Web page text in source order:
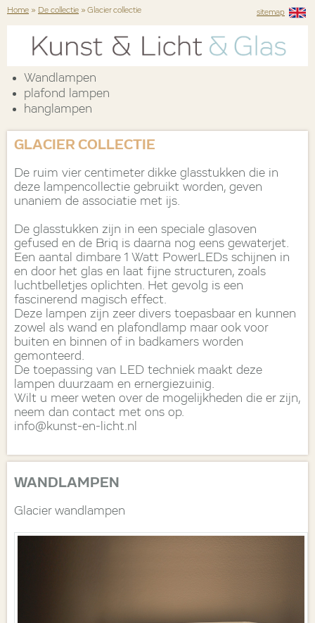
Home » De collectie » Glacier collectie sitemap
Wandlampen
plafond lampen
hanglampen
GLACIER COLLECTIE
De ruim vier centimeter dikke glasstukken die in
deze lampencollectie gebruikt worden, geven
unaniem de associatie met ijs.
De glasstukken zijn in een speciale glasoven
gefused en de Briq is daarna nog eens gewaterjet.
Een aantal dimbare 1 Watt PowerLEDs schijnen in
en door het glas en laat fijne structuren, zoals
luchtbelletjes oplichten. Het gevolg is een
fascinerend magisch effect.
Deze lampen zijn zeer divers toepasbaar en kunnen
zowel als wand en plafondlamp maar ook voor
buiten en binnen of in badkamers worden
gemonteerd.
De toepassing van LED techniek maakt deze
lampen duurzaam en ernergiezuinig.
Wilt u meer weten over de mogelijkheden die er zijn,
neem dan contact met ons op.
info@kunst-en-licht.nl
WANDLAMPEN
Glacier wandlampen